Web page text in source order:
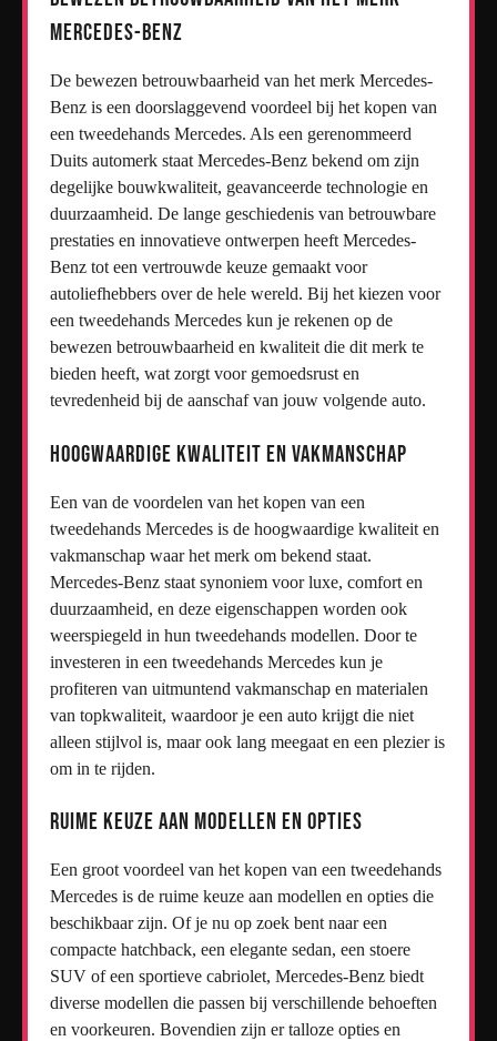
Mercedes-Benz
De bewezen betrouwbaarheid van het merk Mercedes-
Benz is een doorslaggevend voordeel bij het kopen van
een tweedehands Mercedes. Als een gerenommeerd
Duits automerk staat Mercedes-Benz bekend om zijn
degelijke bouwkwaliteit, geavanceerde technologie en
duurzaamheid. De lange geschiedenis van betrouwbare
prestaties en innovatieve ontwerpen heeft Mercedes-
Benz tot een vertrouwde keuze gemaakt voor
autoliefhebbers over de hele wereld. Bij het kiezen voor
een tweedehands Mercedes kun je rekenen op de
bewezen betrouwbaarheid en kwaliteit die dit merk te
bieden heeft, wat zorgt voor gemoedsrust en
tevredenheid bij de aanschaf van jouw volgende auto.
Hoogwaardige kwaliteit en vakmanschap
Een van de voordelen van het kopen van een
tweedehands Mercedes is de hoogwaardige kwaliteit en
vakmanschap waar het merk om bekend staat.
Mercedes-Benz staat synoniem voor luxe, comfort en
duurzaamheid, en deze eigenschappen worden ook
weerspiegeld in hun tweedehands modellen. Door te
investeren in een tweedehands Mercedes kun je
profiteren van uitmuntend vakmanschap en materialen
van topkwaliteit, waardoor je een auto krijgt die niet
alleen stijlvol is, maar ook lang meegaat en een plezier is
om in te rijden.
Ruime keuze aan modellen en opties
Een groot voordeel van het kopen van een tweedehands
Mercedes is de ruime keuze aan modellen en opties die
beschikbaar zijn. Of je nu op zoek bent naar een
compacte hatchback, een elegante sedan, een stoere
SUV of een sportieve cabriolet, Mercedes-Benz biedt
diverse modellen die passen bij verschillende behoeften
en voorkeuren. Bovendien zijn er talloze opties en